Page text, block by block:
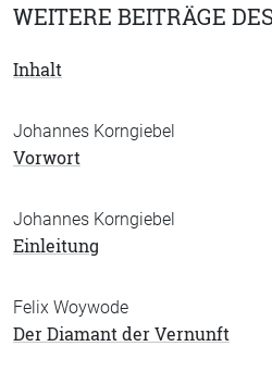
WEITERE BEITRÄGE
Inhalt
Johannes Korngiebel
Vorwort
Johannes Korngiebel
Einleitung
Felix Woywode
Der Diamant der Vernunft